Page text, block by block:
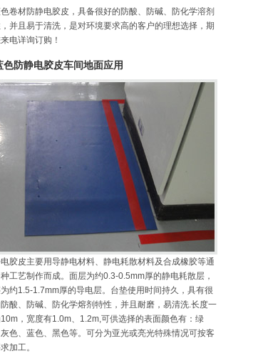
卷材防静电胶皮，具备很好的防酸、防碱、防化学溶剂
并且易于清洗，是对环境要求高的客户的理想选择，期
电详询订购！
色防静电胶皮车间地面应用
电胶皮主要用导静电材料、静电耗散材料及合成橡胶等通
工艺制作而成。面层为约0.3-0.5mm厚的静电耗散层，
约1.5-1.7mm厚的导电层。台垫使用时间持久，具有很
酸、防碱、防化学熔剂特性，并且耐磨，易清洗.长度一
，宽度有1.0m、1.2m,可供选择的表面颜色有：绿
色、蓝色、黑色等。可分为亚光或亮光特殊情况可按客
加工。